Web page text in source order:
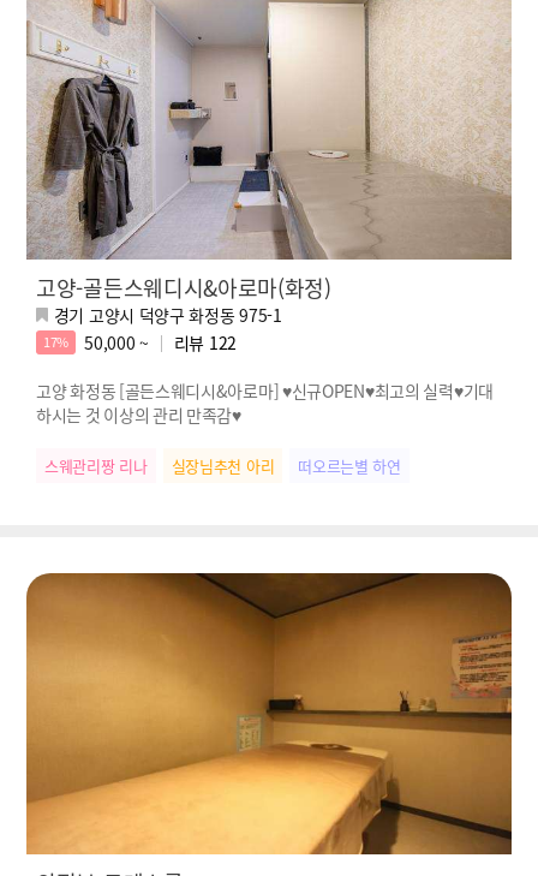
고양-골든스웨디시&아로마(화정)
경기 고양시 덕양구 화정동 975-1
17% 50,000 ~ 리뷰 122
고양 화정동 [골든스웨디시&아로마] ♥신규OPEN♥최고의 실력♥기대
하시는 것 이상의 관리 만족감♥
스웨관리짱 리나 실장님추천 아리 떠오르는별 하연